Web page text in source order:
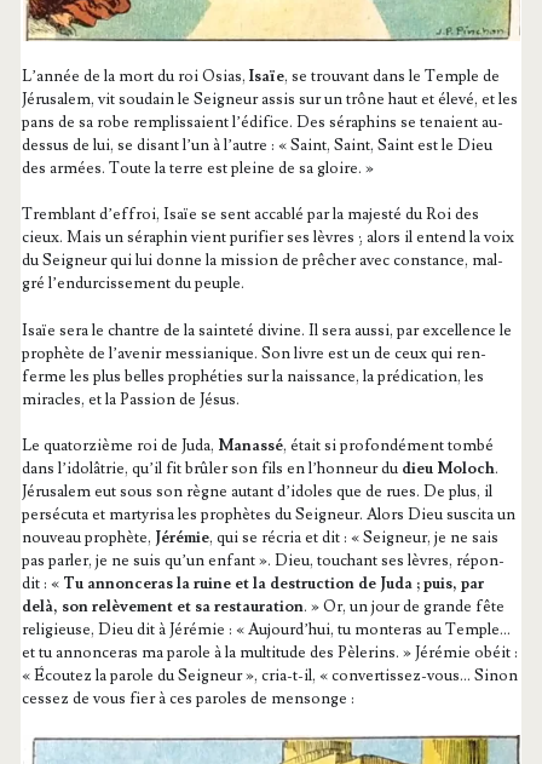
L’an­née de la mort du roi Osias,Isaïe, se trou­vant dans le Temple de
Jéru­sa­lem, vit sou­dain le Sei­gneur assis sur un trône haut et éle­vé, et les
pans de sa robe rem­plis­saient l’é­di­fice. Des séra­phins se tenaient au-
des­sus de lui, se disant l’un à l’autre : « Saint, Saint, Saint est le Dieu
des armées. Toute la terre est pleine de sa gloire. »
Trem­blant d’ef­froi, Isaïe se sent acca­blé par la majes­té du Roi des
cieux. Mais un séra­phin vient puri­fier ses lèvres ; alors il entend la voix
du Sei­gneur qui lui donne la mis­sion de prê­cher avec constance, mal­
gré l’en­dur­cis­se­ment du peuple.
Isaïe sera le chantre de la sain­te­té divine. Il sera aus­si, par excel­lence le
pro­phète de l’a­ve­nir mes­sia­nique. Son livre est un de ceux qui ren­
ferme les plus belles pro­phé­ties sur la nais­sance, la pré­di­ca­tion, les
miracles, et la Pas­sion de Jésus.
Le qua­tor­zième roi de Juda, Manas­sé, était si pro­fon­dé­ment tom­bé
dans l’idolâtrie, qu’il fit brû­ler son fils en l’hon­neur du dieu Moloch.
Jéru­sa­lem eut sous son règne autant d’i­doles que de rues. De plus, il
per­sé­cu­ta et mar­ty­ri­sa les pro­phètes du Sei­gneur. Alors Dieu sus­ci­ta un
nou­veau pro­phète, Jéré­mie, qui se récria et dit : « Sei­gneur, je ne sais
pas par­ler, je ne suis qu’un enfant ». Dieu, tou­chant ses lèvres, répon­
dit : « Tu annon­ce­ras la ruine et la des­truc­tion de Juda ; puis, par
delà, son relè­ve­ment et sa res­tau­ra­tion. » Or, un jour de grande fête
reli­gieuse, Dieu dit à Jéré­mie : « Aujourd’­hui, tu mon­te­ras au Temple…
et tu annon­ce­ras ma parole à la mul­ti­tude des Pèle­rins. » Jéré­mie obéit :
« Écou­tez la parole du Sei­gneur », cria-t-il, « conver­tis­sez-vous… Sinon
ces­sez de vous fier à ces paroles de mensonge :